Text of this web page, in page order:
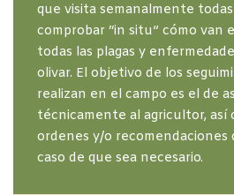
que visita semanalmente
comprobar “in situ” cómo van
todas las plagas y
olivar. El objetivo de los
realizan en el campo es el de
técnicamente al agricultor, así
ordenes y/o
caso de que sea necesario.